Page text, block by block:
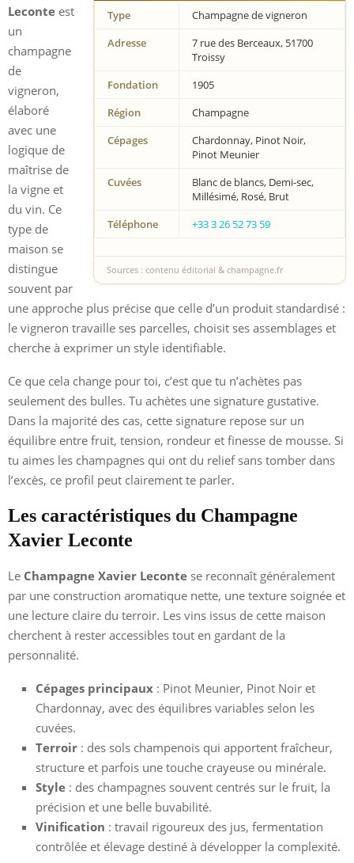
Type
Champagne de vigneron
Adresse
7 rue des Berceaux, 51700
Troissy
Fondation
1905
Région
Champagne
Cépages
Chardonnay, Pinot Noir,
Pinot Meunier
Cuvées
Blanc de blancs, Demi-sec,
Millésimé, Rosé, Brut
Téléphone
+33 3 26 52 73 59
Sources : contenu éditorial & champagne.fr
Leconte est
un
champagne
de
vigneron,
élaboré
avec une
logique de
maîtrise de
la vigne et
du vin. Ce
type de
maison se
distingue
souvent par
une approche plus précise que celle d’un produit standardisé :
le vigneron travaille ses parcelles, choisit ses assemblages et
cherche à exprimer un style identifiable.
Ce que cela change pour toi, c’est que tu n’achètes pas
seulement des bulles. Tu achètes une signature gustative.
Dans la majorité des cas, cette signature repose sur un
équilibre entre fruit, tension, rondeur et finesse de mousse. Si
tu aimes les champagnes qui ont du relief sans tomber dans
l’excès, ce profil peut clairement te parler.
Les caractéristiques du Champagne
Xavier Leconte
Le Champagne Xavier Leconte se reconnaît généralement
par une construction aromatique nette, une texture soignée et
une lecture claire du terroir. Les vins issus de cette maison
cherchent à rester accessibles tout en gardant de la
personnalité.
Cépages principaux : Pinot Meunier, Pinot Noir et
Chardonnay, avec des équilibres variables selon les
cuvées.
Terroir : des sols champenois qui apportent fraîcheur,
structure et parfois une touche crayeuse ou minérale.
Style : des champagnes souvent centrés sur le fruit, la
précision et une belle buvabilité.
Vinification : travail rigoureux des jus, fermentation
contrôlée et élevage destiné à développer la complexité.